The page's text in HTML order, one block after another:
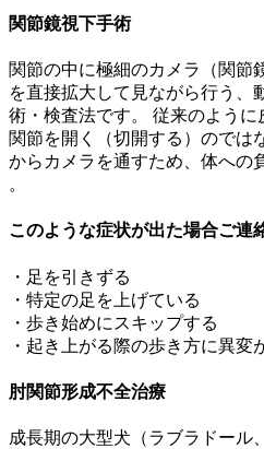
関節鏡視下手術
関節の中に極細のカメラ（関節
を直接拡大して見ながら行う、
術・検査法です。 従来のよう
関節を開く（切開する）のでは
からカメラを通すため、体への
。
このような症状が出た場合ご連
・足を引きずる
・特定の足を上げている
・歩き始めにスキップする
・起き上がる際の歩き方に異変
肘関節形成不全治療
成長期の大型犬（ラブラドール